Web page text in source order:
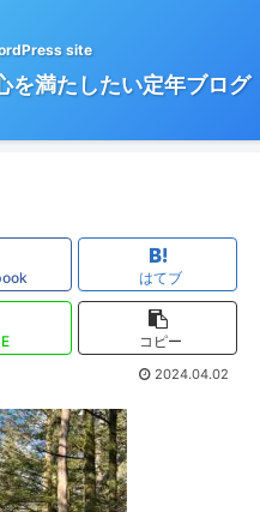
site
を満たしたい定年ブログ
はてブ
コピー
2024.04.02